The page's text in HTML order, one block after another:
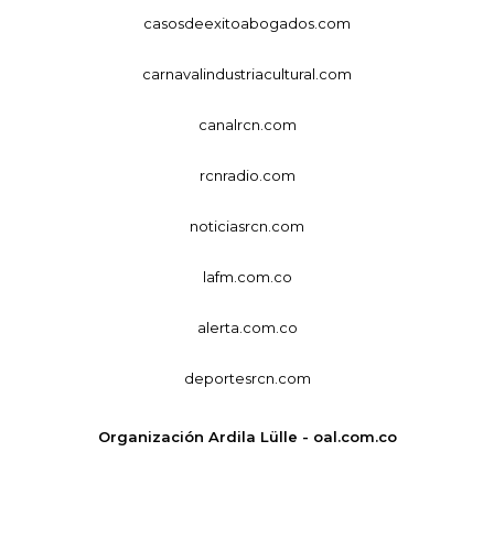
casosdeexitoabogados.com
carnavalindustriacultural.com
canalrcn.com
rcnradio.com
noticiasrcn.com
lafm.com.co
alerta.com.co
deportesrcn.com
Organización Ardila Lülle - oal.com.co